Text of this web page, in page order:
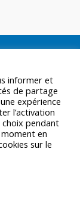
informer et
de partage
expérience
l’activation
pendant
en
sur le